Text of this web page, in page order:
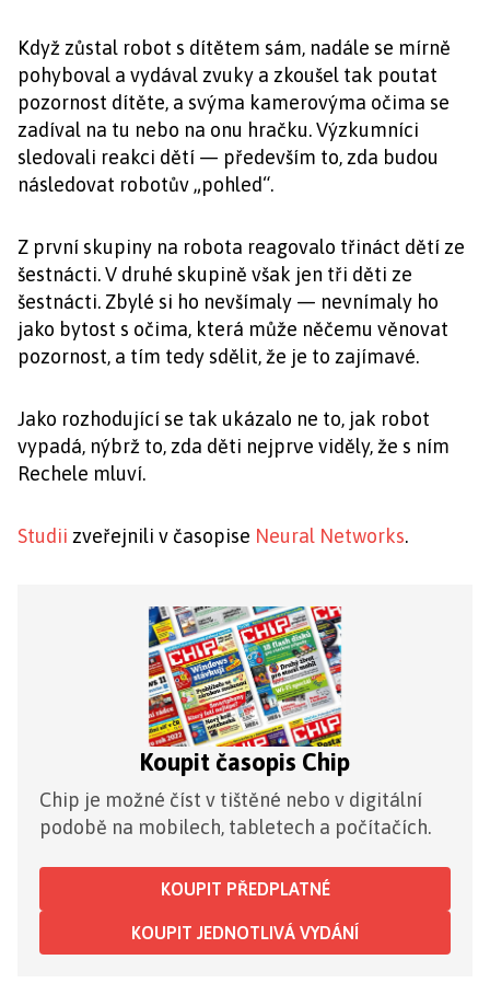
Když zůstal robot s dítětem sám, nadále se mírně
pohyboval a vydával zvuky a zkoušel tak poutat
pozornost dítěte, a svýma kamerovýma očima se
zadíval na tu nebo na onu hračku. Výzkumníci
sledovali reakci dětí — především to, zda budou
následovat robotův „pohled“.
Z první skupiny na robota reagovalo třináct dětí ze
šestnácti. V druhé skupině však jen tři děti ze
šestnácti. Zbylé si ho nevšímaly — nevnímaly ho
jako bytost s očima, která může něčemu věnovat
pozornost, a tím tedy sdělit, že je to zajímavé.
Jako rozhodující se tak ukázalo ne to, jak robot
vypadá, nýbrž to, zda děti nejprve viděly, že s ním
Rechele mluví.
Studii zveřejnili v časopise Neural Networks.
Koupit časopis Chip
Chip je možné číst v tištěné nebo v digitální
podobě na mobilech, tabletech a počítačích.
KOUPIT PŘEDPLATNÉ
KOUPIT JEDNOTLIVÁ VYDÁNÍ